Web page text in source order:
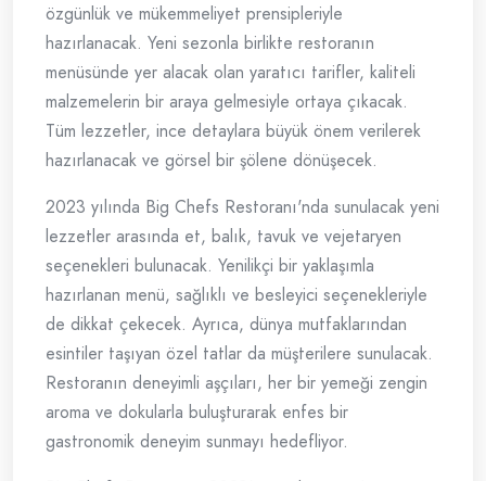
özgünlük ve mükemmeliyet prensipleriyle
hazırlanacak. Yeni sezonla birlikte restoranın
menüsünde yer alacak olan yaratıcı tarifler, kaliteli
malzemelerin bir araya gelmesiyle ortaya çıkacak.
Tüm lezzetler, ince detaylara büyük önem verilerek
hazırlanacak ve görsel bir şölene dönüşecek.
2023 yılında Big Chefs Restoranı'nda sunulacak yeni
lezzetler arasında et, balık, tavuk ve vejetaryen
seçenekleri bulunacak. Yenilikçi bir yaklaşımla
hazırlanan menü, sağlıklı ve besleyici seçenekleriyle
de dikkat çekecek. Ayrıca, dünya mutfaklarından
esintiler taşıyan özel tatlar da müşterilere sunulacak.
Restoranın deneyimli aşçıları, her bir yemeği zengin
aroma ve dokularla buluşturarak enfes bir
gastronomik deneyim sunmayı hedefliyor.